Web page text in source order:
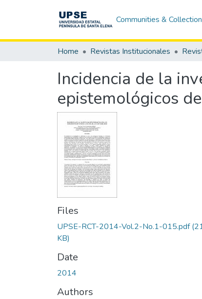
Communities &
Home Revistas Institucionales
Incidencia de la
epistemológicos
Files
UPSE-RCT-2014-Vol.2-No.1-015.pdf
KB)
Date
2014
Authors